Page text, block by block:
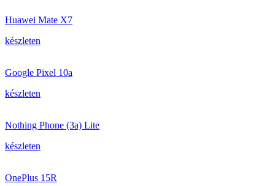
Huawei Mate X7
készleten
Google Pixel 10a
készleten
Nothing Phone (3a) Lite
készleten
OnePlus 15R